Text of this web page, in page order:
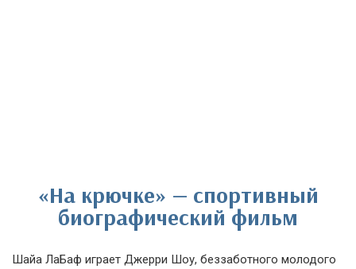
«На крючке» — спортивный
биографический фильм
Шайа ЛаБаф играет Джерри Шоу, беззаботного молодого